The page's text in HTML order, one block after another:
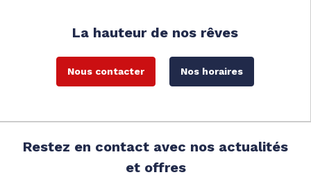
La hauteur de nos rêves
Nous contacter Nos horaires
Restez en contact avec nos actualités
et offres